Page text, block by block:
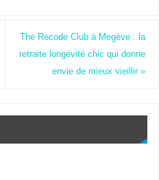
The Recode Club à Megève : la
retraite longévité chic qui donne
envie de mieux vieillir»